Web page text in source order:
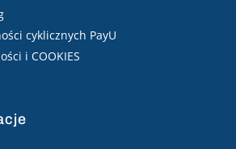
cyklicznych PayU
i COOKIES